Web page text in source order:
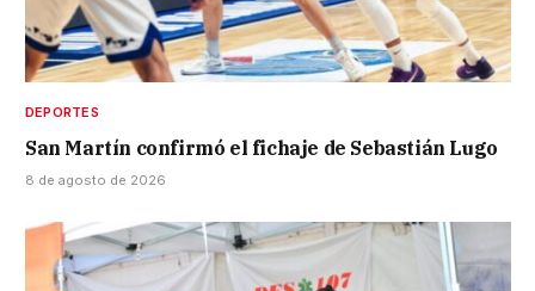
DEPORTES
San Martín confirmó el fichaje de Sebastián Lugo
8 de agosto de 2026